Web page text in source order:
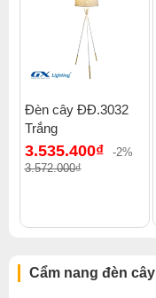
Đèn cây ĐĐ.3032
Trắng
3.535.400₫
-2%
3.572.000₫
Cẩm nang đèn cây